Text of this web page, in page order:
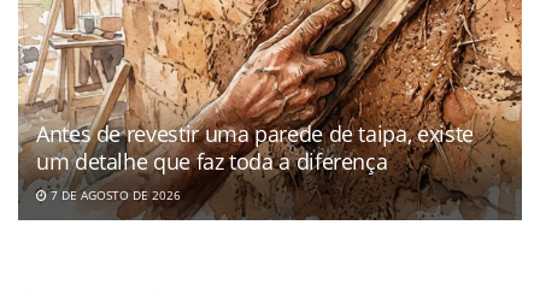
Antes de revestir uma parede de taipa, existe
um detalhe que faz toda a diferença
7 DE AGOSTO DE 2026